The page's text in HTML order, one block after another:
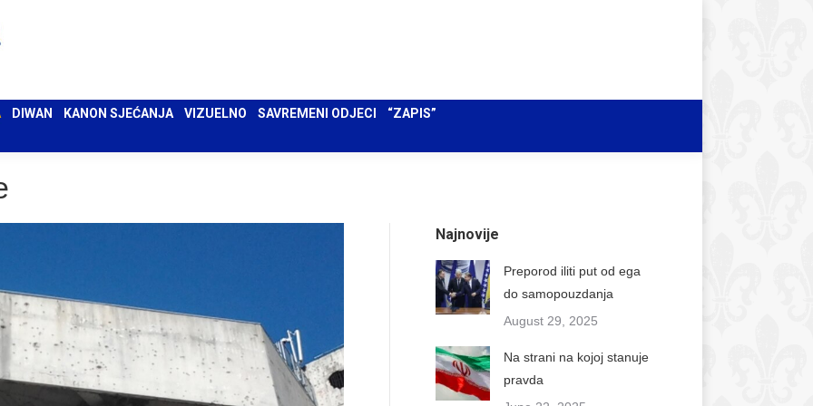
DIWAN KANON SJEĆANJA VIZUELNO SAVREMENI ODJECI “ZAPIS”
Najnovije
Preporod iliti put od ega
do samopouzdanja
August 29, 2025
Na strani na kojoj stanuje
pravda
opens